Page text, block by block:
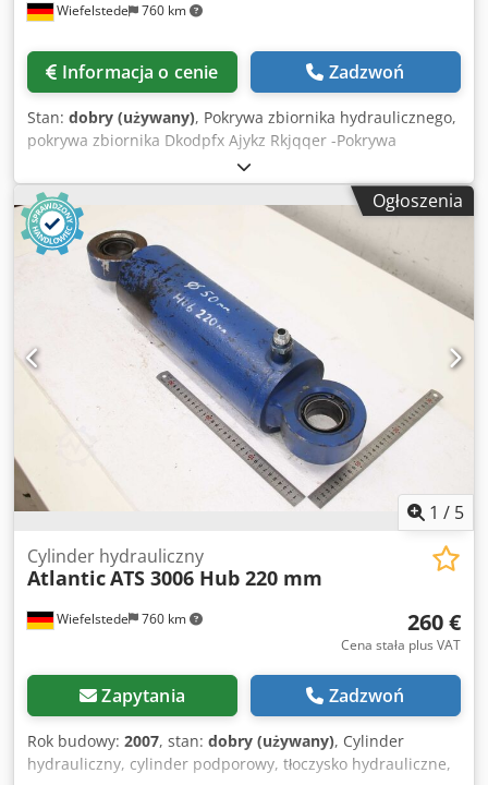
Wiefelstede 760 km
Informacja o cenie Zadzwoń
Stan: dobry (używany), Pokrywa zbiornika hydraulicznego,
pokrywa zbiornika Dkodpfx Ajykz Rkjqqer -Pokrywa
zbiornika hydraulicznego: z gilotyny do blach Atlantic ATS
3006 Typ: HMG 400 x 1 H -Wymiary: Ø 440 x 70 mm -Waga:
14,5 kg
Ogłoszenia
1 / 5
Wiefelstede 760 km
Cylinder hydrauliczny
AtlanticATS 3006 Hub 220 mm
260 €
Cena stała plus VAT
Zapytania Zadzwoń
Rok budowy: 2007, stan: dobry (używany), Cylinder
hydrauliczny, cylinder podporowy, tłoczysko hydrauliczne,